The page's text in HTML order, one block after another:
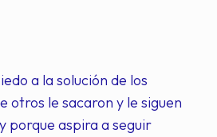
a la solución de los
otros le sacaron y le siguen
porque aspira a seguir